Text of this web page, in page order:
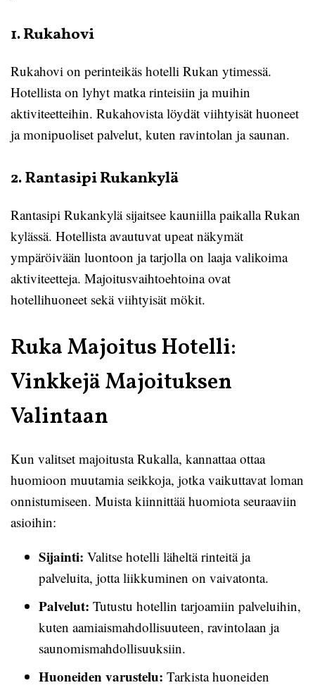
1. Rukahovi
Rukahovi on perinteikäs hotelli Rukan ytimessä.
Hotellista on lyhyt matka rinteisiin ja muihin
aktiviteetteihin. Rukahovista löydät viihtyisät huoneet
ja monipuoliset palvelut, kuten ravintolan ja saunan.
2. Rantasipi Rukankylä
Rantasipi Rukankylä sijaitsee kauniilla paikalla Rukan
kylässä. Hotellista avautuvat upeat näkymät
ympäröivään luontoon ja tarjolla on laaja valikoima
aktiviteetteja. Majoitusvaihtoehtoina ovat
hotellihuoneet sekä viihtyisät mökit.
Ruka Majoitus Hotelli:
Vinkkejä Majoituksen
Valintaan
Kun valitset majoitusta Rukalla, kannattaa ottaa
huomioon muutamia seikkoja, jotka vaikuttavat loman
onnistumiseen. Muista kiinnittää huomiota seuraaviin
asioihin:
Sijainti: Valitse hotelli läheltä rinteitä ja
palveluita, jotta liikkuminen on vaivatonta.
Palvelut: Tutustu hotellin tarjoamiin palveluihin,
kuten aamiaismahdollisuuteen, ravintolaan ja
saunomismahdollisuuksiin.
Huoneiden varustelu: Tarkista huoneiden